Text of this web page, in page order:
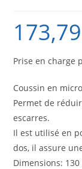
173,79
Prise en charge
Coussin en
Permet de
escarres.
Il est utilisé en
dos, il assure
Dimensions: 130